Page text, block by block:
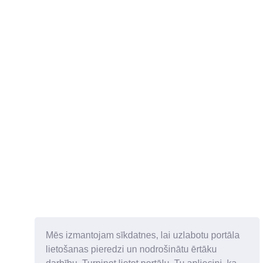
Mēs izmantojam sīkdatnes, lai uzlabotu portāla
lietošanas pieredzi un nodrošinātu ērtāku